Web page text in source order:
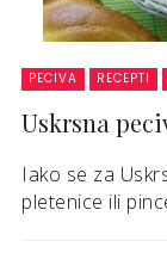
PECIVA RECEPTI
Uskrsna
Iako se za
pletenice ili